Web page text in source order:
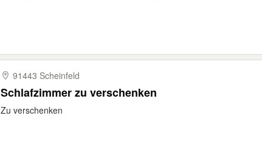
91443 Scheinfeld
Schlafzimmer zu verschenken
Zu verschenken